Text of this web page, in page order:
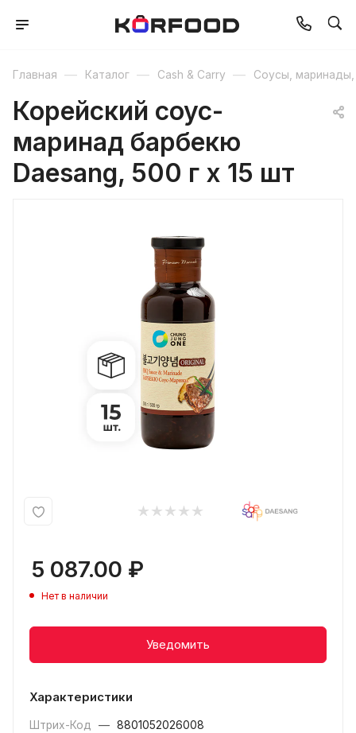
Главная — Каталог — Cash & Carry — Соусы,
Корейский соус-
маринад барбекю
Daesang, 500 г х 15 шт
5 087.00 ₽
Нет в наличии
Уведомить
Характеристики
Штрих-Код — 8801052026008